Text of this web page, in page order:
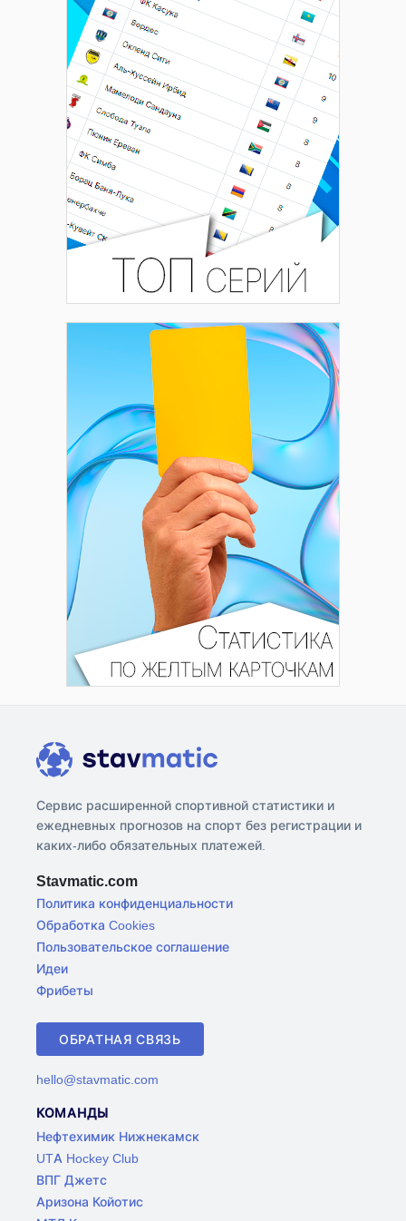
Сервис расширенной спортивной статистики и
ежедневных прогнозов на спорт без регистрации и
каких-либо обязательных платежей.
Stavmatic.com
Политика конфиденциальности
Обработка Cookies
Пользовательское соглашение
Идеи
Фрибеты
ОБРАТНАЯ СВЯЗЬ
hello@stavmatic.com
КОМАНДЫ
Нефтехимик Нижнекамск
UTA Hockey Club
ВПГ Джетс
Аризона Койотис